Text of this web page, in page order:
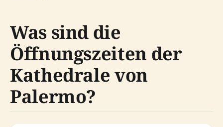
Was sind die
Öffnungszeiten der
Kathedrale von
Palermo?